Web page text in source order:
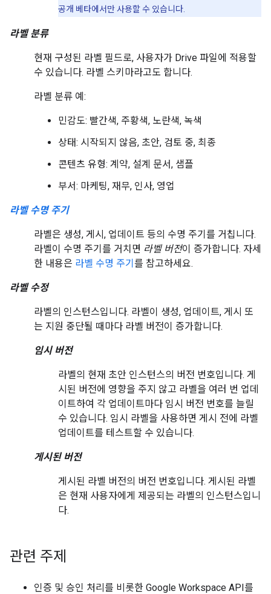
공개 베타에서만 사용할 수 있습니다.
라벨 분류
현재 구성된 라벨 필드로, 사용자가 Drive 파일에 적용할
수 있습니다. 라벨 스키마라고도 합니다.
라벨 분류 예:
민감도: 빨간색, 주황색, 노란색, 녹색
상태: 시작되지 않음, 초안, 검토 중, 최종
콘텐츠 유형: 계약, 설계 문서, 샘플
부서: 마케팅, 재무, 인사, 영업
라벨 수명 주기
라벨은 생성, 게시, 업데이트 등의 수명 주기를 거칩니다.
라벨이 수명 주기를 거치면 라벨 버전이 증가합니다. 자세
한 내용은 라벨 수명 주기 를 참고하세요.
라벨 수정
라벨의 인스턴스입니다. 라벨이 생성, 업데이트, 게시 또
는 지원 중단될 때마다 라벨 버전이 증가합니다.
임시 버전
라벨의 현재 초안 인스턴스의 버전 번호입니다. 게
시된 버전에 영향을 주지 않고 라벨을 여러 번 업데
이트하여 각 업데이트마다 임시 버전 번호를 늘릴
수 있습니다. 임시 라벨을 사용하면 게시 전에 라벨
업데이트를 테스트할 수 있습니다.
게시된 버전
게시된 라벨 버전의 버전 번호입니다. 게시된 라벨
은 현재 사용자에게 제공되는 라벨의 인스턴스입니
다.
관련 주제
인증 및 승인 처리를 비롯한 Google Workspace API를